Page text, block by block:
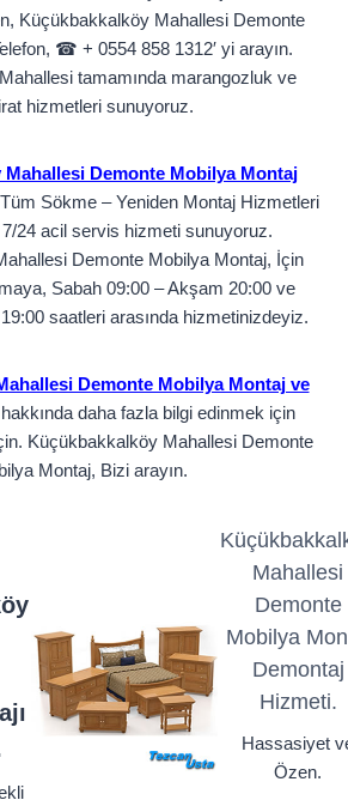
Küçükbakkalköy Mahallesi Demonte
☎ + 0554 858 1312′ yi arayın.
tamamında marangozluk ve
hizmetleri sunuyoruz.
Demonte Mobilya Montaj
Sökme – Yeniden Montaj Hizmetleri
7/24 acil servis hizmeti sunuyoruz.
Demonte Mobilya Montaj, İçin
Sabah 09:00 – Akşam 20:00 ve
saatleri arasında hizmetinizdeyiz.
Demonte Mobilya Montaj ve
daha fazla bilgi edinmek için
Küçükbakkalköy Mahallesi Demonte
Montaj, Bizi arayın.
Mahallesi
Demonte
Mobilya
Demontaj
Hizmeti.
Hassasiyet
Özen.